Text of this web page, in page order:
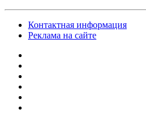
Контактная информация
Реклама на сайте